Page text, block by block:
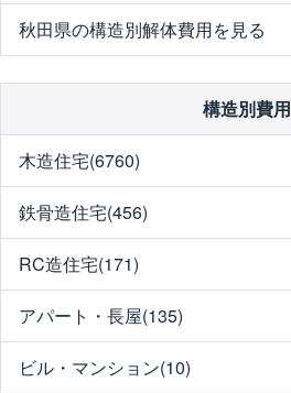
秋田県の構造別解体費用を見る
構造別費用
木造住宅(6760)
鉄骨造住宅(456)
RC造住宅(171)
アパート・長屋(135)
ビル・マンション(10)